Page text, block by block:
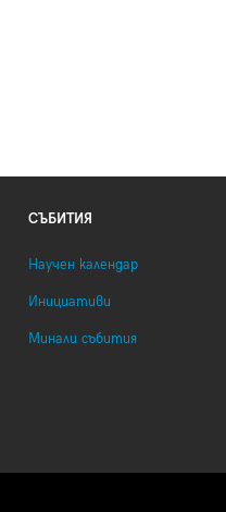
СЪБИТИЯ
Научен календар
Инициативи
Минали събития